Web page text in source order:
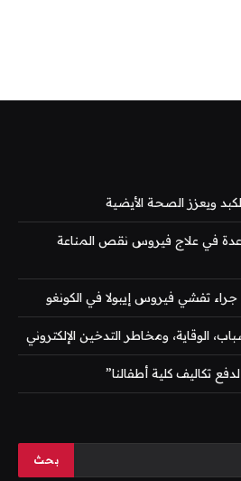
ويعزز الصحة الأيضية
في علاج فيروس نقص المناعة
الوقاية، ومخاطر التدخين الإلكتروني